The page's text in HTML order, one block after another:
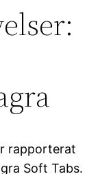
rapporterat
Soft Tabs.